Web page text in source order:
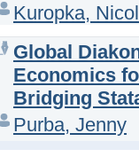
Kuropka,
Global
Economics
Bridging
Purba, Jenny